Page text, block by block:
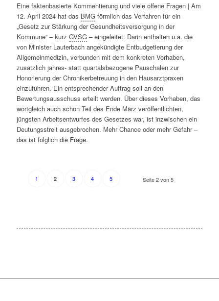
Eine faktenbasierte Kommentierung und viele offene Fragen | Am
12. April 2024 hat das BMGförmlich das Verfahren für ein
„Gesetz zur Stärkung der Gesundheitsversorgung in der
Kommune“ – kurz GVSG– eingeleitet. Darin enthalten u.a. die
von Minister Lauterbach angekündigte Entbudgetierung der
Allgemeinmedizin, verbunden mit dem konkreten Vorhaben,
zusätzlich jahres- statt quartalsbezogene Pauschalen zur
Honorierung der Chronikerbetreuung in den Hausarztpraxen
einzuführen. Ein entsprechender Auftrag soll an den
Bewertungsausschuss erteilt werden. Über dieses Vorhaben, das
wortgleich auch schon Teil des Ende März veröffentlichten,
jüngsten Arbeitsentwurfes des Gesetzes war, ist inzwischen ein
Deutungsstreit ausgebrochen. Mehr Chance oder mehr Gefahr –
das ist folglich die Frage.
Seite 2 von 5
1 2 3 4 5